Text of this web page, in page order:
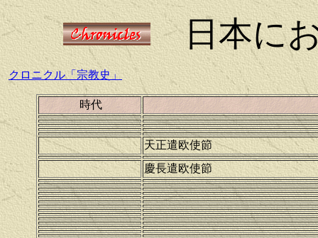
日本に
クロニクル「宗教史」
時代
天正遣欧使節
慶長遣欧使節